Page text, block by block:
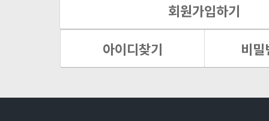
회원가입하기
아이디찾기
비